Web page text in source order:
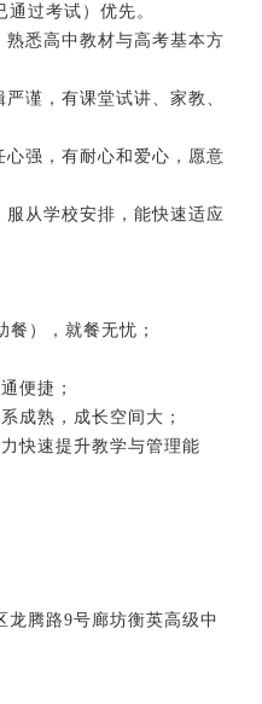
通过考试）优先。
悉高中教材与高考基本方
谨，有课堂试讲、家教、
强，有耐心和爱心，愿意
从学校安排，能快速适应
餐），就餐无忧；
便捷；
成熟，成长空间大；
快速提升教学与管理能
腾路9号廊坊衡英高级中